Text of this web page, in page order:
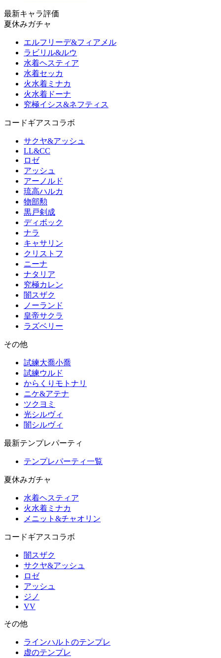
最新キャラ評価
夏休みガチャ
エルフリーデ&フィアメル
ラビリル&ルウ
水着ヘスティア
水着セッカ
火水着ミナカ
火水着ドーナ
究極イシス&ネフティス
コードギアスコラボ
サクヤ&アッシュ
LL&CC
ロゼ
アッシュ
アーノルド
琉高ハルカ
物部勲
黒戸剣成
ディボック
ナラ
キャサリン
クリストフ
ニーナ
ナタリア
究極カレン
闇スザク
ノーランド
皇帝サクラ
ラズベリー
その他
試練大喬小喬
試練ウルド
からくりモトナリ
ニケ&アテナ
ツクヨミ
光シルヴィ
闇シルヴィ
最新テンプレパーティ
テンプレパーティ一覧
夏休みガチャ
水着ヘスティア
火水着ミナカ
メニット&チャオリン
コードギアスコラボ
闇スザク
サクヤ&アッシュ
ロゼ
アッシュ
ジノ
VV
その他
ラインハルトのテンプレ
虚のテンプレ